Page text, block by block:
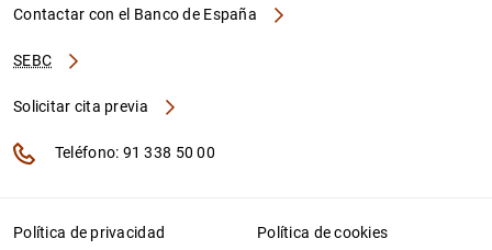
Contactar con el Banco de España
SEBC
Solicitar cita previa
Teléfono: 91 338 50 00
Política de privacidad Política de cookies